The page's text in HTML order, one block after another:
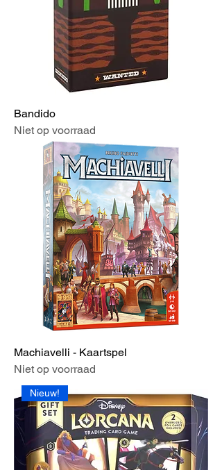
Bandido
Niet op voorraad
Machiavelli - Kaartspel
Niet op voorraad
Nieuw!